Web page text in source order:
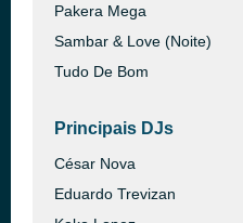
Pakera Mega
Sambar & Love (Noite)
Tudo De Bom
Principais DJs
César Nova
Eduardo Trevizan